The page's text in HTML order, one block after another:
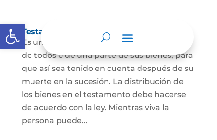
Abrir barra de herramientas
Testamento
Es un acto por el cual una persona dispone
de todos o de una parte de sus bienes, para
que así sea tenido en cuenta después de su
muerte en la sucesión. La distribución de
los bienes en el testamento debe hacerse
de acuerdo con la ley. Mientras viva la
persona puede...